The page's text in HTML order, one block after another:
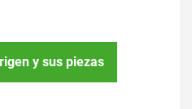
y sus piezas